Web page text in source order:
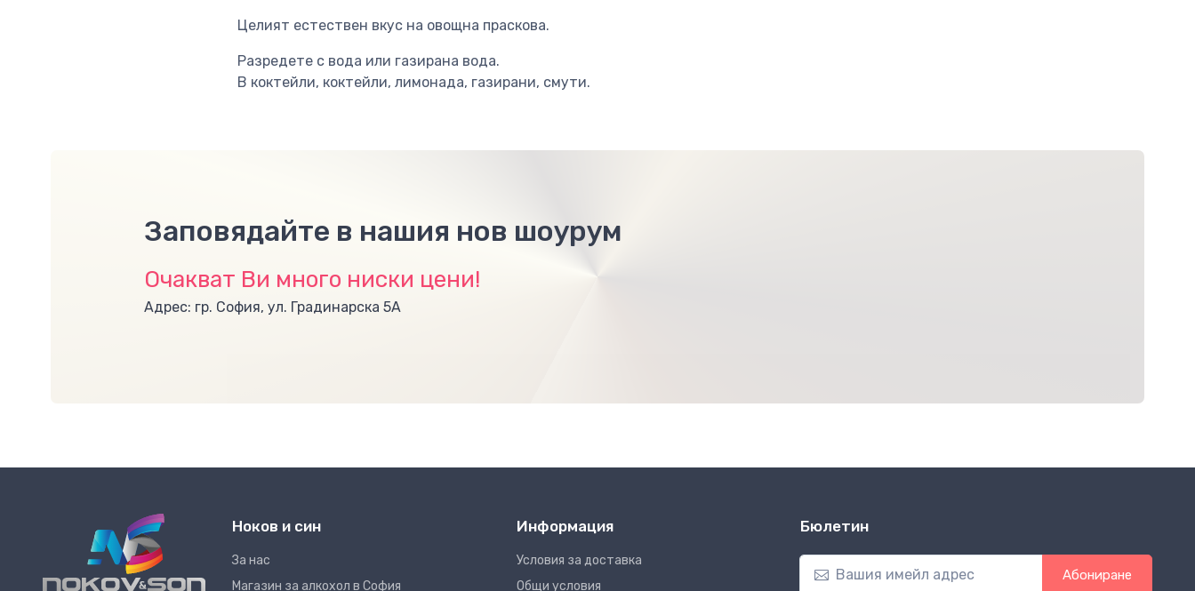
Целият естествен вкус на овощна праскова.
Разредете с вода или газирана вода.
В коктейли, коктейли, лимонада, газирани, смути.
Заповядайте в нашия нов шоурум
Очакват Ви много ниски цени!
Адрес: гр. София, ул. Градинарска 5А
Ноков и син
За нас
Магазин за алкохол в София
Информация
Условия за доставка
Общи условия
Бюлетин
Абониране